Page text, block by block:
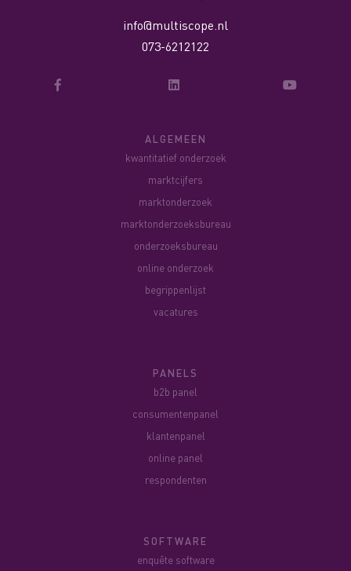
info@multiscope.nl
073-6212122
ALGEMEEN
kwantitatief onderzoek
marktcijfers
marktonderzoek
marktonderzoeksbureau
onderzoeksbureau
online onderzoek
begrippenlijst
vacatures
PANELS
b2b panel
consumentenpanel
klantenpanel
online panel
respondenten
SOFTWARE
enquête software